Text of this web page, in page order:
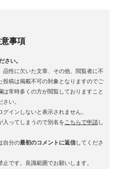
事項
さい。
品性に欠いた文章、その他、閲覧者に不
投稿は掲載不可の対象となりますのでご
は常時多くの方が閲覧しておりますこと
い。
グインしないと表示されません。
入ってしまうので別名をこちらで申請し
自分の最初のコメントに返信してくださ
止です。良識範囲でお願いします。